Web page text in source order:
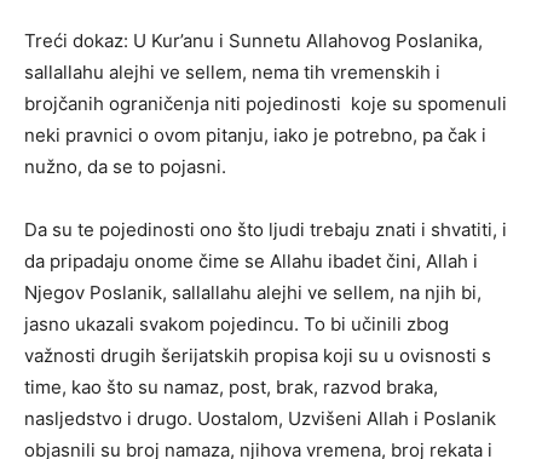
Treći dokaz: U Kur’anu i Sunnetu Allahovog Poslanika,
sallallahu alejhi ve sellem, nema tih vremenskih i
brojčanih ograničenja niti pojedinosti koje su spomenuli
neki pravnici o ovom pitanju, iako je potrebno, pa čak i
nužno, da se to pojasni.
Da su te pojedinosti ono što ljudi trebaju znati i shvatiti, i
da pripadaju onome čime se Allahu ibadet čini, Allah i
Njegov Poslanik, sallallahu alejhi ve sellem, na njih bi,
jasno ukazali svakom pojedincu. To bi učinili zbog
važnosti drugih šerijatskih propisa koji su u ovisnosti s
time, kao što su namaz, post, brak, razvod braka,
nasljedstvo i drugo. Uostalom, Uzvišeni Allah i Poslanik
objasnili su broj namaza, njihova vremena, broj rekata i